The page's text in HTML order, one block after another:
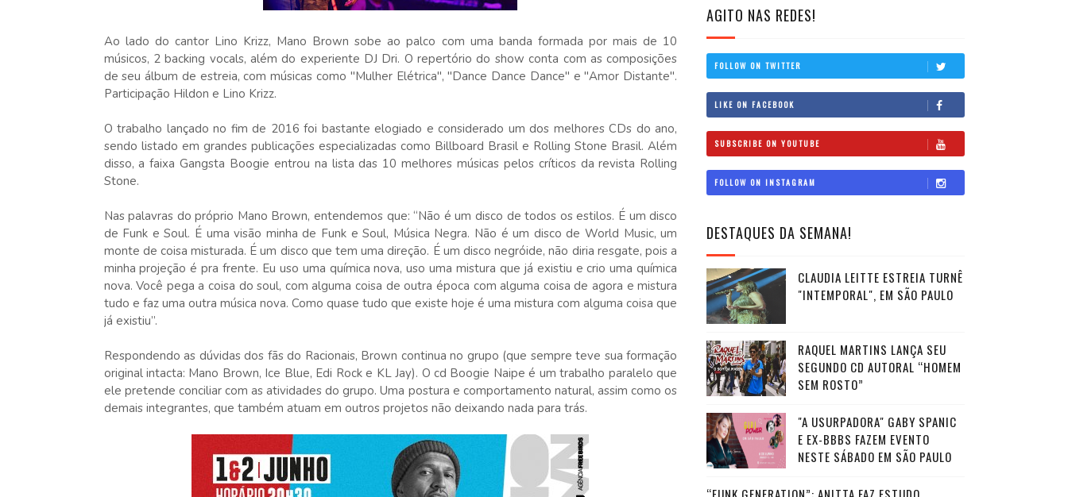
Ao lado do cantor Lino Krizz, Mano Brown sobe ao palco com uma banda formada por mais de 10
músicos, 2 backing vocals, além do experiente DJ Dri. O repertório do show conta com as composições
de seu álbum de estreia, com músicas como "Mulher Elétrica", "Dance Dance Dance" e "Amor Distante".
Participação Hildon e Lino Krizz.
O trabalho lançado no fim de 2016 foi bastante elogiado e considerado um dos melhores CDs do ano,
sendo listado em grandes publicações especializadas como Billboard Brasil e Rolling Stone Brasil. Além
disso, a faixa Gangsta Boogie entrou na lista das 10 melhores músicas pelos críticos da revista Rolling
Stone.
Nas palavras do próprio Mano Brown, entendemos que: “Não é um disco de todos os estilos. É um disco
de Funk e Soul. É uma visão minha de Funk e Soul, Música Negra. Não é um disco de World Music, um
monte de coisa misturada. É um disco que tem uma direção. É um disco negróide, não diria resgate, pois a
minha projeção é pra frente. Eu uso uma química nova, uso uma mistura que já existiu e crio uma química
nova. Você pega a coisa do soul, com alguma coisa de outra época com alguma coisa de agora e mistura
tudo e faz uma outra música nova. Como quase tudo que existe hoje é uma mistura com alguma coisa que
já existiu”.
Respondendo as dúvidas dos fãs do Racionais, Brown continua no grupo (que sempre teve sua formação
original intacta: Mano Brown, Ice Blue, Edi Rock e KL Jay). O cd Boogie Naipe é um trabalho paralelo que
ele pretende conciliar com as atividades do grupo. Uma postura e comportamento natural, assim como os
demais integrantes, que também atuam em outros projetos não deixando nada para trás.
AGITO NAS REDES!
FOLLOW ON TWITTER
LIKE ON FACEBOOK
SUBSCRIBE ON YOUTUBE
FOLLOW ON INSTAGRAM
DESTAQUES DA SEMANA!
CLAUDIA LEITTE ESTREIA TURNÊ
"INTEMPORAL", EM SÃO PAULO
RAQUEL MARTINS LANÇA SEU
SEGUNDO CD AUTORAL “HOMEM
SEM ROSTO”
"A USURPADORA" GABY SPANIC
E EX-BBBS FAZEM EVENTO
NESTE SÁBADO EM SÃO PAULO